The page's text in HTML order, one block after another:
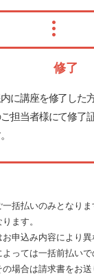
修了
に講座を修了した
担当者様にて修了
括払いのみとなり
ます。
申込み内容により異
っては一括前払い
の場合は請求書をお